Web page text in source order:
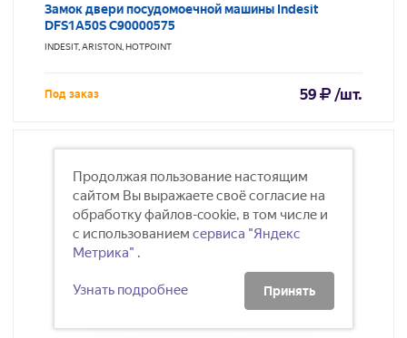
Замок двери посудомоечной машины Indesit
DFS1A50S C90000575
INDESIT, ARISTON, HOTPOINT
Под заказ 59 /шт.
Продолжая пользование настоящим
сайтом Вы выражаете своё согласие на
обработку файлов-cookie, в том числе и
с использованием сервиса "Яндекс
Метрика" .
Узнать подробнее Принять